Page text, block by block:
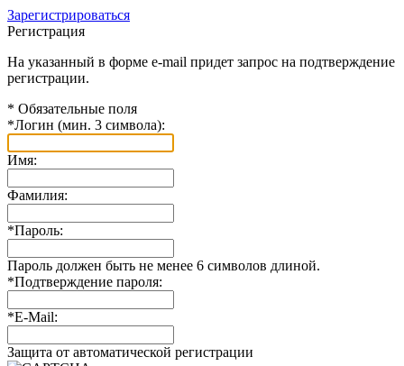
Зарегистрироваться
Регистрация
На указанный в форме e-mail придет запрос на подтверждение
регистрации.
* Обязательные поля
*Логин (мин. 3 символа):
Имя:
Фамилия:
*Пароль:
Пароль должен быть не менее 6 символов длиной.
*Подтверждение пароля:
*E-Mail:
Защита от автоматической регистрации